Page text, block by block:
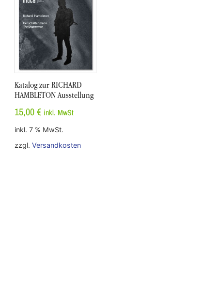
Katalog zur RICHARD
HAMBLETON Ausstellung
15,00€ inkl. MwSt
inkl. 7 % MwSt.
zzgl. Versandkosten